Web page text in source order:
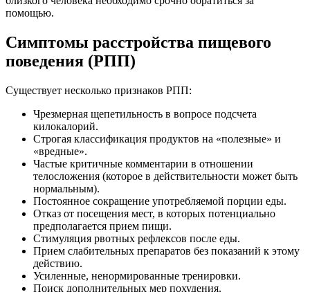
помощью.
Симптомы расстройства пищевого
поведения (РПП)
Существует несколько признаков РПП:
Чрезмерная щепетильность в вопросе подсчета
килокалорий.
Строгая классификация продуктов на «полезные» и
«вредные».
Частые критичные комментарии в отношении
телосложения (которое в действительности может быть
нормальным).
Постоянное сокращение употребляемой порции еды.
Отказ от посещения мест, в которых потенциально
предполагается прием пищи.
Стимуляция рвотных рефлексов после еды.
Прием слабительных препаратов без показаний к этому
действию.
Усиленные, ненормированные тренировки.
Поиск дополнительных мер похудения.